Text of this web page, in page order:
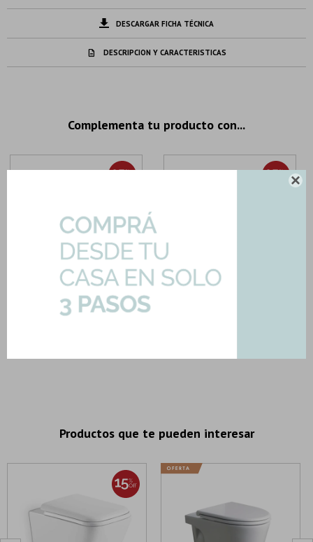

DESCARGAR FICHA TÉCNICA
DESCRIPCION Y CARACTERISTICAS
Complementa tu producto con...
Frontal Suspendido Bidet Para
APP-BIDET-FANGO
Productos que te pueden interesar